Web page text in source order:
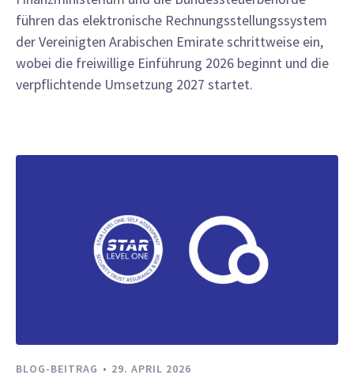
führen das elektronische Rechnungsstellungssystem
der Vereinigten Arabischen Emirate schrittweise ein,
wobei die freiwillige Einführung 2026 beginnt und die
verpflichtende Umsetzung 2027 startet.
BLOG-BEITRAG 29. APRIL 2026